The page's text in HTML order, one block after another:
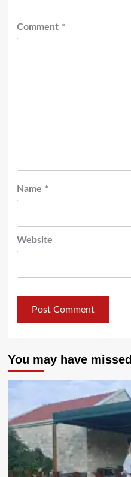
Comment *
Name *
Website
You may have missed